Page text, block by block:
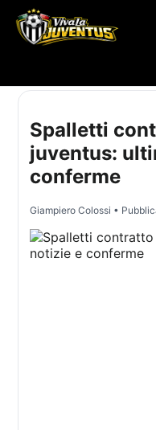
Spalletti
juventus:
conferme
Giampiero Colossi •